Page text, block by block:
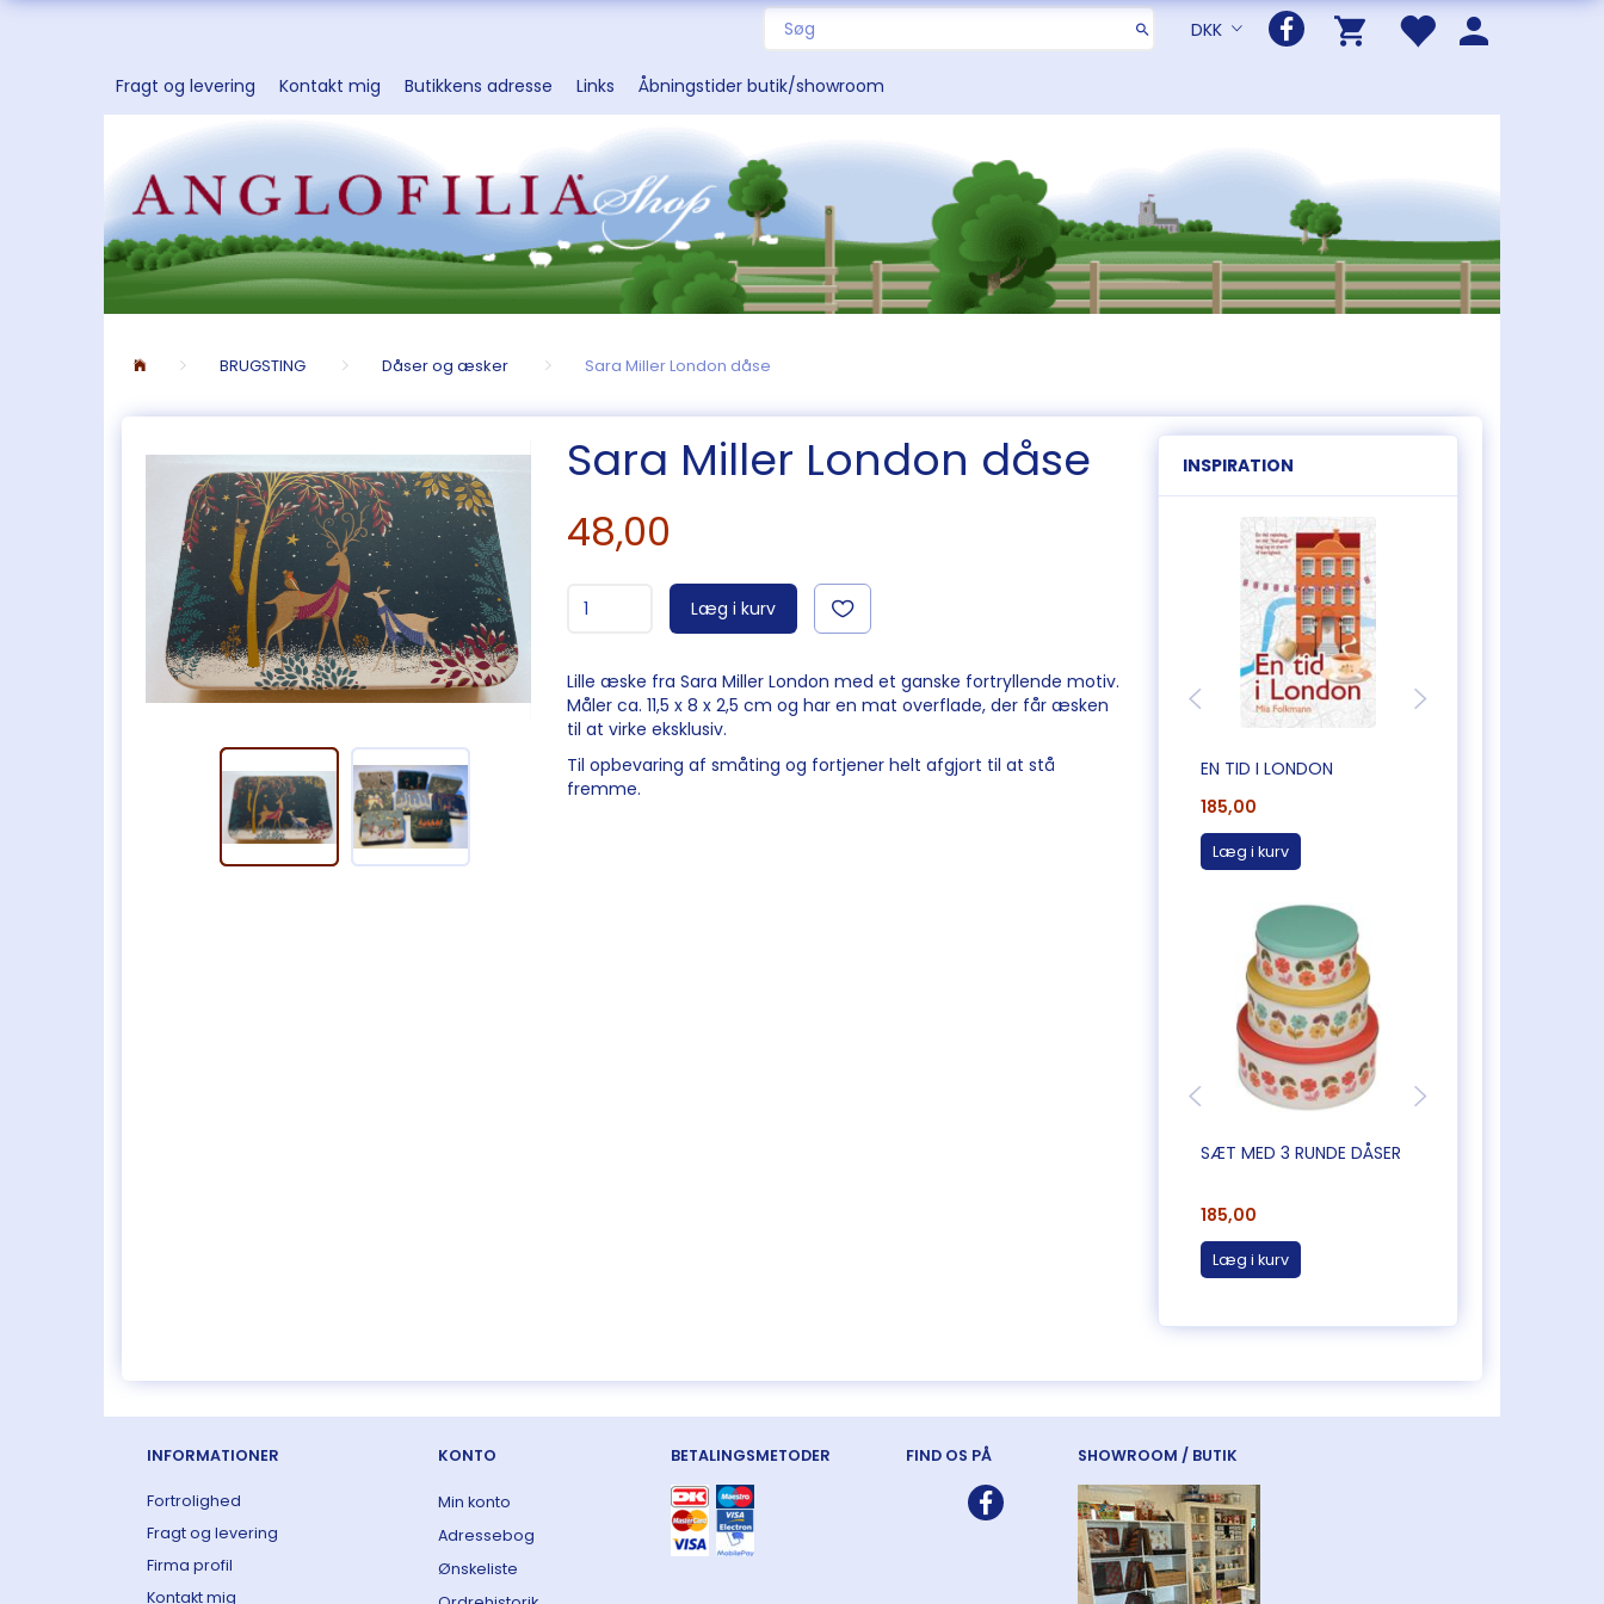
DKK
Fragt og levering Kontakt mig Butikkens adresse Links Åbningstider butik/showroom
BRUGSTING Dåser og æsker Sara Miller London dåse
Sara Miller London dåse
48,00
Læg i kurv
Lille æske fra Sara Miller London med et ganske fortryllende motiv.
Måler ca. 11,5 x 8 x 2,5 cm og har en mat overflade, der får æsken
til at virke eksklusiv.
Til opbevaring af småting og fortjener helt afgjort til at stå
fremme.
INSPIRATION
EN TID I LONDON
185,00
Læg i kurv
SÆT MED 3 RUNDE DÅSER
185,00
Læg i kurv
INFORMATIONER
Fortrolighed
Fragt og levering
Firma profil
Kontakt mig
KONTO
Min konto
Adressebog
Ønskeliste
BETALINGSMETODER FIND OS PÅ SHOWROOM / BUTIK